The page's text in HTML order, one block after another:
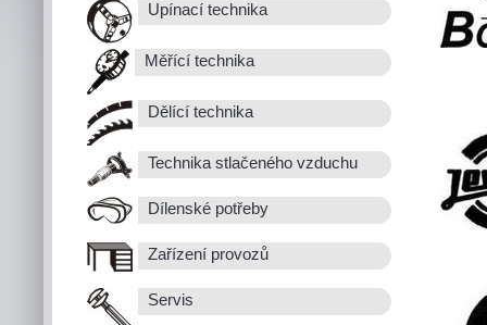
Upínací technika
Měřící technika
Dělící technika
Technika stlačeného vzduchu
Dílenské potřeby
Zařízení provozů
Servis